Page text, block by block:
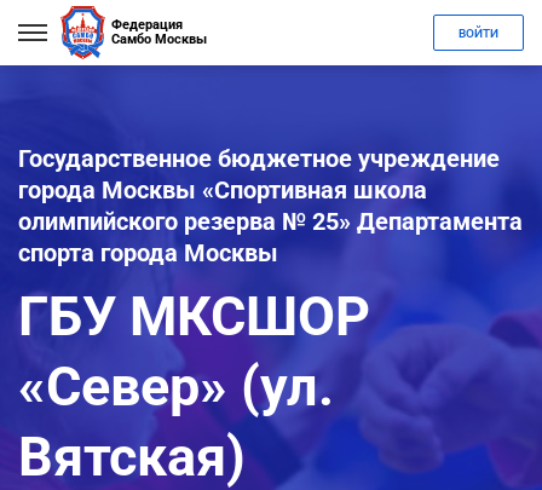
Федерация
Самбо Москвы
ВОЙТИ
Государственное бюджетное учреждение
города Москвы «Спортивная школа
олимпийского резерва № 25» Департамента
спорта города Москвы
ГБУ МКСШОР
«Север» (ул.
Вятская)